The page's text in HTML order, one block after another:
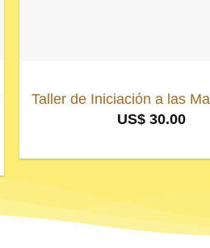
Taller de Iniciación a las
US$ 30.00